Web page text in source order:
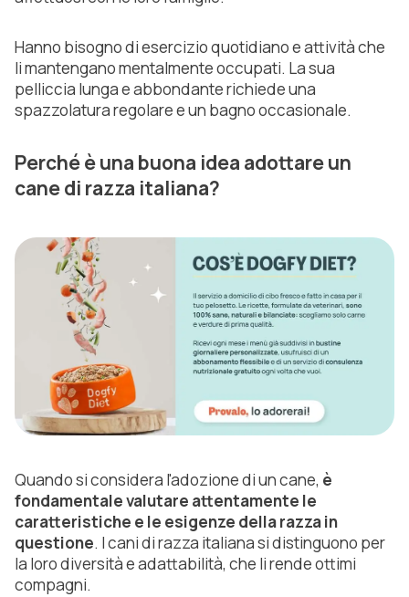
Hanno bisogno di esercizio quotidiano e attività che
li mantengano mentalmente occupati. La sua
pelliccia lunga e abbondante richiede una
spazzolatura regolare e un bagno occasionale.
Perché è una buona idea adottare un
cane di razza italiana?
Quando si considera l'adozione di un cane, è
fondamentale valutare attentamente le
caratteristiche e le esigenze della razza in
questione. I cani di razza italiana si distinguono per
la loro diversità e adattabilità, che li rende ottimi
compagni.